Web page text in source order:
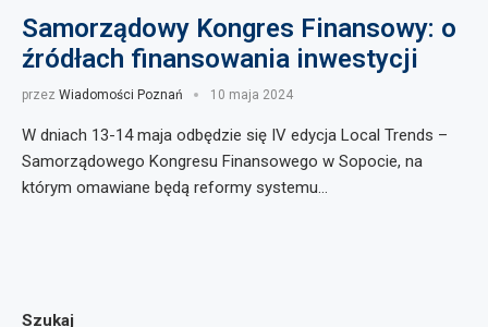
Samorządowy Kongres Finansowy: o
źródłach finansowania inwestycji
przez Wiadomości Poznań 10 maja 2024
W dniach 13-14 maja odbędzie się IV edycja Local Trends –
Samorządowego Kongresu Finansowego w Sopocie, na
którym omawiane będą reformy systemu…
Szukaj